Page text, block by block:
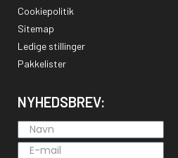
Cookiepolitik
Sitemap
Ledige stillinger
Pakkelister
NYHEDSBREV: